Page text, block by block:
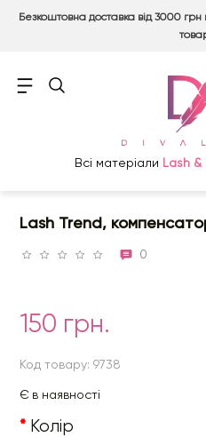
Безкоштовна доставка від 3000 грн
Всі матеріали Lash &
Lash Trend,
0
150 грн.
Код товару: 9738
Є в наявності
Колір